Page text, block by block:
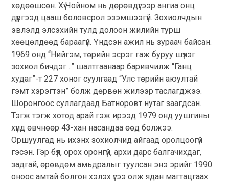
хөдөөшсөн. Хүү Чойном нь дөрөвдүгээр ангиа онц
дүүргээд цааш боловсрол эзэмшээгүй. Зохиолчдын
эвлэлд элсэхийн тулд долоон жилийн турш
хөөцөлдөөд бараагүй. Үндсэн ажил нь зураач байсан.
1969 онд “Нийгэм, төрийн эсрэг гаж буруу шүлэг
зохиол бичдэг…” шалтгаанаар баривчилж “Ганц
худаг”-т 227 хоног суулгаад “Улс төрийн аюултай
гэмт хэрэгтэн” болж дөрвөн жилээр таслагджээ.
Шоронгоос суллагдаад Батноровт нутаг заагдсан.
Тэгж тэгж хотод арай гэж ирээд 1979 онд уушгины
хүнд өвчнөөр 43-хан насандаа өөд болжээ.
Оршуулгад нь ихэнх зохиолчид айгаад оролцоогүй
гэсэн. Гэр бүл, орох оронгүй, архи дарс балгачихдаг,
задгай, өрөвдөм амьдралыг туулсан энэ эрийг 1990
оноос амтай болгон хэлэх үгээ олж ядан магтацгаах